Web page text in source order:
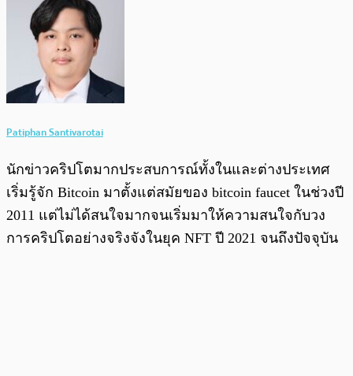
Patiphan Santivarotai
นักข่าวคริปโตมากประสบการณ์ทั้งในและต่างประเทศ
เริ่มรู้จัก Bitcoin มาตั้งแต่สมัยของ bitcoin faucet ในช่วงปี
2011 แต่ไม่ได้สนใจมากจนเริ่มมาให้ความสนใจกับวง
การคริปโตอย่างจริงจังในยุค NFT ปี 2021 จนถึงปัจจุบัน